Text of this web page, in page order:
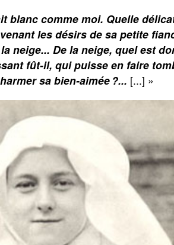
blanc comme moi. Quelle
les désirs de sa petite
neige... De la neige, quel est
fût-il, qui puisse en faire
sa bien-aimée ?... [...] »